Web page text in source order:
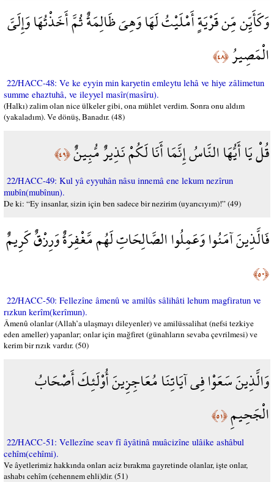
وَكَأَيِّن مِّن قَرْيَةٍ أَمْلَيْتُ لَهَا وَهِيَ ظَالِمَةٌ ثُمَّ أَخَذْتُهَا وَإِلَيَّ
الْمَصِيرُ﴿٤٨﴾
22/HACC-48: Ve ke eyyin min karyetin emleytu lehâ ve hiye zâlimetun
summe ehaztuhâ, ve ileyyel masîr(masîru).
(Halkı) zalim olan nice ülkeler gibi, ona mühlet verdim. Sonra onu aldım
(yakaladım). Ve dönüş, Banadır. (48)
قُلْ يَا أَيُّهَا النَّاسُ إِنَّمَا أَنَا لَكُمْ نَذِيرٌ مُّبِينٌ﴿٤٩﴾
22/HACC-49: Kul yâ eyyuhân nâsu innemâ ene lekum nezîrun
mubîn(mubînun).
De ki: “Ey insanlar, sizin için ben sadece bir nezirim (uyarıcıyım)!” (49)
فَالَّذِينَ آمَنُوا وَعَمِلُوا الصَّالِحَاتِ لَهُم مَّغْفِرَةٌ وَرِزْقٌ كَرِيمٌ
﴿٥٠﴾
22/HACC-50: Fellezîne âmenû ve amilûs sâlihâti lehum magfiratun ve
rızkun kerîm(kerîmun).
Âmenû olanlar (Allah’a ulaşmayı dileyenler) ve amilüssalihat (nefsi tezkiye
eden ameller) yapanlar; onlar için mağfiret (günahların sevaba çevrilmesi) ve
kerim bir rızık vardır. (50)
وَالَّذِينَ سَعَوْا فِي آيَاتِنَا مُعَاجِزِينَ أُوْلَئِكَ أَصْحَابُ
الْجَحِيمِ﴿٥١﴾
22/HACC-51: Vellezîne seav fî âyâtinâ muâcizîne ulâike ashâbul
cehîm(cehîmi).
Ve âyetlerimiz hakkında onları aciz bırakma gayretinde olanlar, işte onlar,
ashabı cehîm (cehennem ehli)dir. (51)